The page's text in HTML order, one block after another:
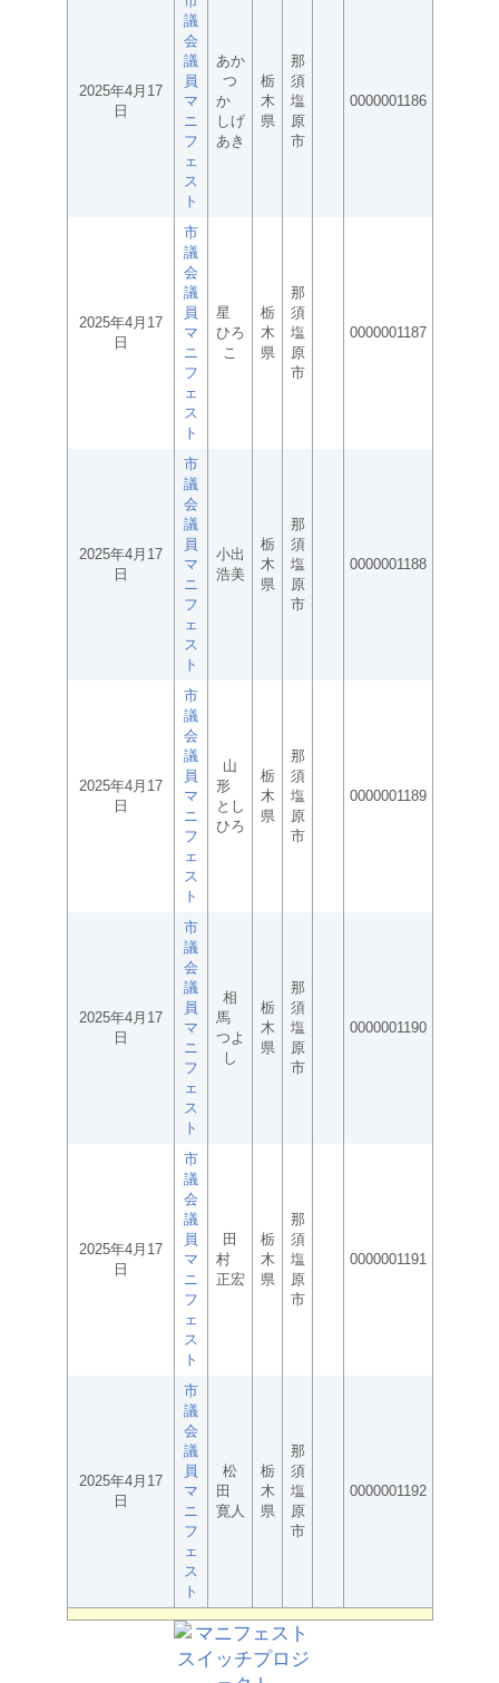
2025年4月17
日
議
会
議
員
マ
ニ
フ
ェ
ス
ト
あか
つ
か
しげ
あき
栃
木
県
那
須
塩
原
市
0000001186
2025年4月17
日
市
議
会
議
員
マ
ニ
フ
ェ
ス
ト
星
ひろ
こ
栃
木
県
那
須
塩
原
市
0000001187
2025年4月17
日
市
議
会
議
員
マ
ニ
フ
ェ
ス
ト
小出
浩美
栃
木
県
那
須
塩
原
市
0000001188
2025年4月17
日
市
議
会
議
員
マ
ニ
フ
ェ
ス
ト
山
形
とし
ひろ
栃
木
県
那
須
塩
原
市
0000001189
2025年4月17
日
市
議
会
議
員
マ
ニ
フ
ェ
ス
ト
相
馬
つよ
し
栃
木
県
那
須
塩
原
市
0000001190
2025年4月17
日
市
議
会
議
員
マ
ニ
フ
ェ
ス
ト
田
村
正宏
栃
木
県
那
須
塩
原
市
0000001191
2025年4月17
日
市
議
会
議
員
マ
ニ
フ
ェ
ス
ト
松
田
寛人
栃
木
県
那
須
塩
原
市
0000001192